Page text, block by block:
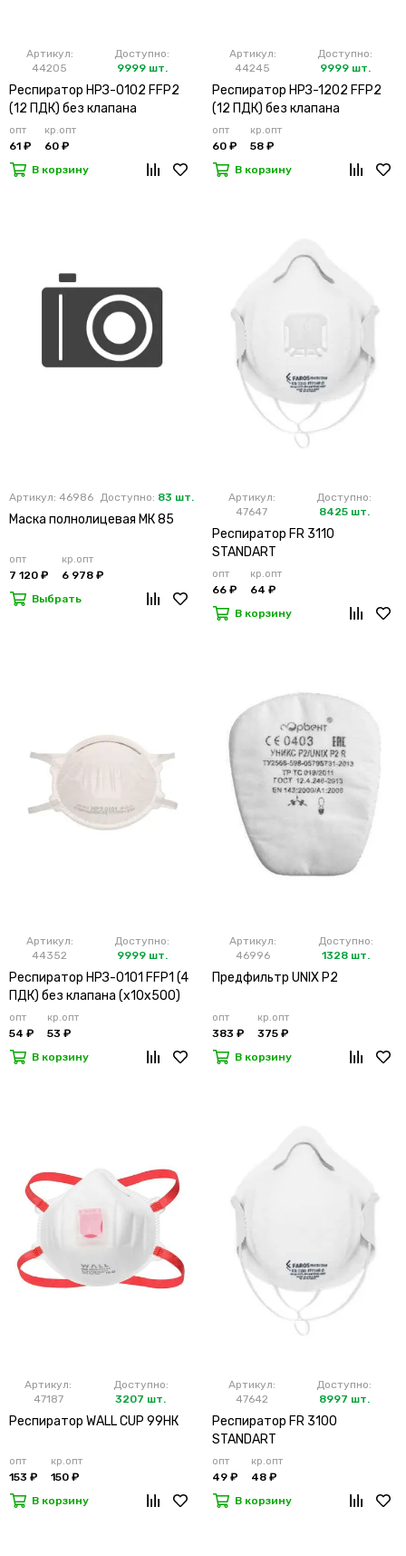
Артикул:
44205
Доступно:
9999 шт.
Респиратор НРЗ-0102 FFP2
(12 ПДК) без клапана
(х10х500)
опт
61 ₽
кр.опт
60 ₽
В корзину
Артикул:
44245
Доступно:
9999 шт.
Респиратор НРЗ-1202 FFP2
(12 ПДК) без клапана
(х20х500)
опт
60 ₽
кр.опт
58 ₽
В корзину
Артикул: 46986 Доступно: 83 шт.
Маска полнолицевая МК 85
опт
7 120 ₽
кр.опт
6 978 ₽
Выбрать
Артикул:
47647
Доступно:
8425 шт.
Респиратор FR 3110
STANDART
опт
66 ₽
кр.опт
64 ₽
В корзину
Артикул:
44352
Доступно:
9999 шт.
Респиратор НРЗ-0101 FFP1 (4
ПДК) без клапана (х10х500)
опт
54 ₽
кр.опт
53 ₽
В корзину
Артикул:
46996
Доступно:
1328 шт.
Предфильтр UNIX P2
опт
383 ₽
кр.опт
375 ₽
В корзину
Артикул:
47187
Доступно:
3207 шт.
Респиратор WALL CUP 99HК
опт
153 ₽
кр.опт
150 ₽
В корзину
Артикул:
47642
Доступно:
8997 шт.
Респиратор FR 3100
STANDART
опт
49 ₽
кр.опт
48 ₽
В корзину